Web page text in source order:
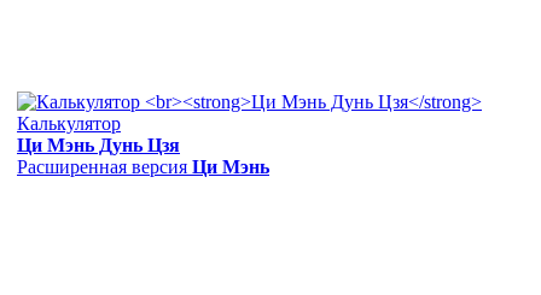
Калькулятор
Ци Мэнь Дунь Цзя
Расширенная версия Ци Мэнь